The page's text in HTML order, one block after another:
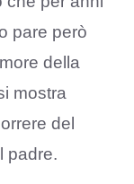
pare però
della
mostra
del
padre.